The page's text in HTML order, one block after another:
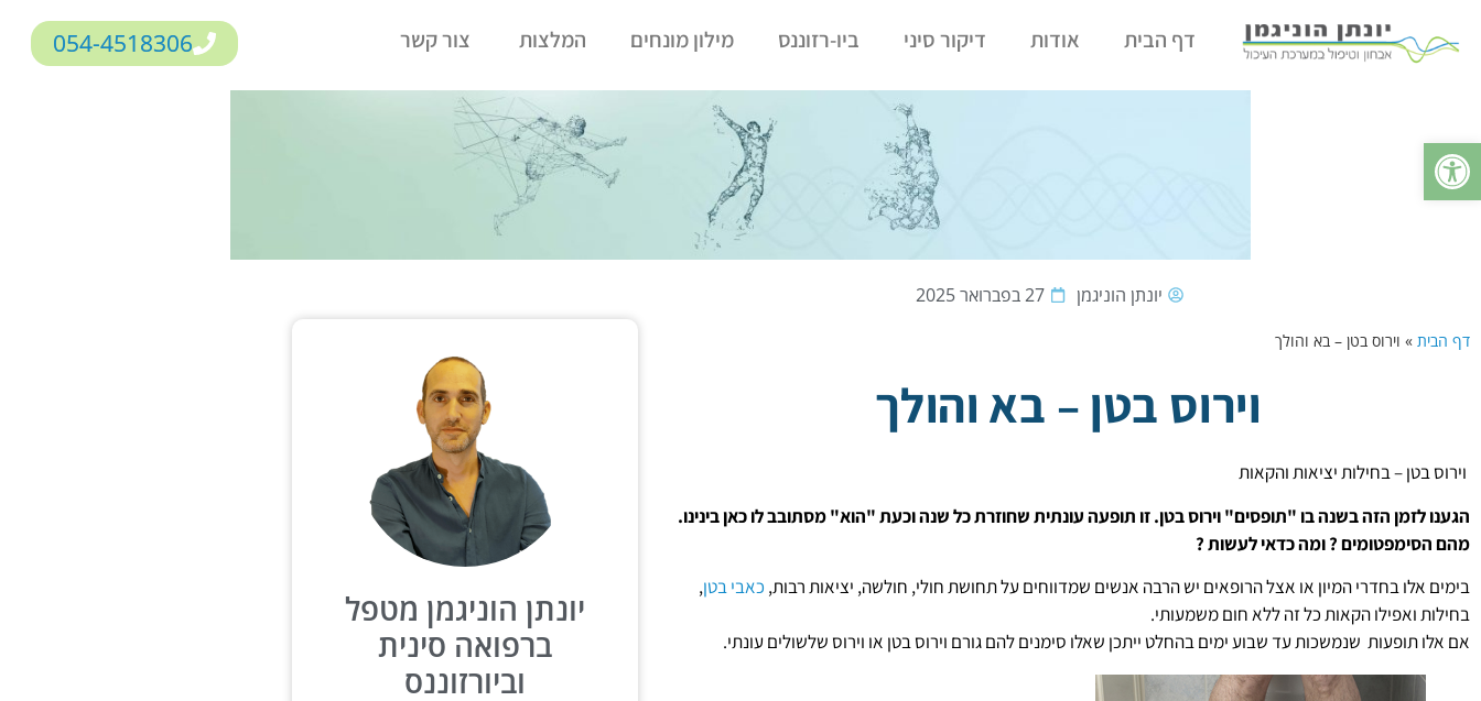
פתח סרגל נגישות
דף הבית אודות דיקור סיני ביו-רזוננס מילון מונחים המלצות צור קשר 054-4518306
יונתן הוניגמן 27 בפברואר 2025
דף הבית » וירוס בטן – בא והולך
וירוס בטן – בא והולך
וירוס בטן – בחילות יציאות והקאות
הגענו לזמן הזה בשנה בו "תופסים" וירוס בטן. זו תופעה עונתית שחוזרת כל שנה וכעת "הוא" מסתובב לו כאן בינינו.
מהם הסימפטומים ? ומה כדאי לעשות ?
בימים אלו בחדרי המיון או אצל הרופאים יש הרבה אנשים שמדווחים על תחושת חולי, חולשה, יציאות רבות, כאבי בטן,
בחילות ואפילו הקאות כל זה ללא חום משמעותי.
אם אלו תופעות שנמשכות עד שבוע ימים בהחלט ייתכן שאלו סימנים להם גורם וירוס בטן או וירוס שלשולים עונתי.
יונתן הוניגמן מטפל
ברפואה סינית
וביורזוננס